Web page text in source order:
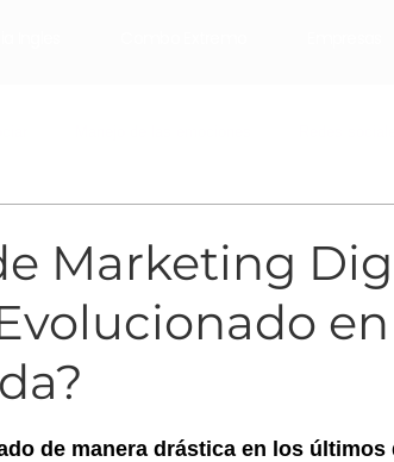
Marketing
de manera drástica en los últimos